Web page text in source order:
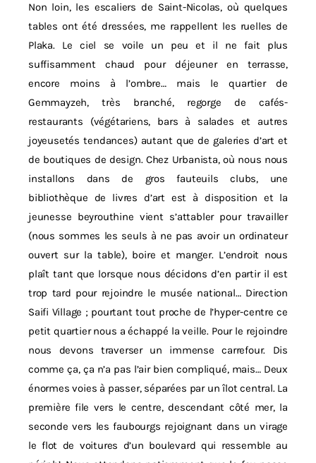
Non loin, les escaliers de Saint-Nicolas, où quelques
tables ont été dressées, me rappellent les ruelles de
Plaka. Le ciel se voile un peu et il ne fait plus
suffisamment chaud pour déjeuner en terrasse,
encore moins à l’ombre… mais le quartier de
Gemmayzeh, très branché, regorge de cafés-
restaurants (végétariens, bars à salades et autres
joyeusetés tendances) autant que de galeries d’art et
de boutiques de design. Chez Urbanista, où nous nous
installons dans de gros fauteuils clubs, une
bibliothèque de livres d’art est à disposition et la
jeunesse beyrouthine vient s’attabler pour travailler
(nous sommes les seuls à ne pas avoir un ordinateur
ouvert sur la table), boire et manger. L’endroit nous
plaît tant que lorsque nous décidons d’en partir il est
trop tard pour rejoindre le musée national… Direction
Saifi Village ; pourtant tout proche de l’hyper-centre ce
petit quartier nous a échappé la veille. Pour le rejoindre
nous devons traverser un immense carrefour. Dis
comme ça, ça n’a pas l’air bien compliqué, mais… Deux
énormes voies à passer, séparées par un îlot central. La
première file vers le centre, descendant côté mer, la
seconde vers les faubourgs rejoignant dans un virage
le flot de voitures d’un boulevard qui ressemble au